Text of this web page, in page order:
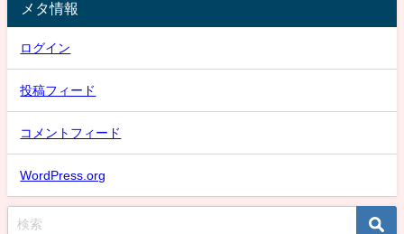
メタ情報
ログイン
投稿フィード
コメントフィード
WordPress.org